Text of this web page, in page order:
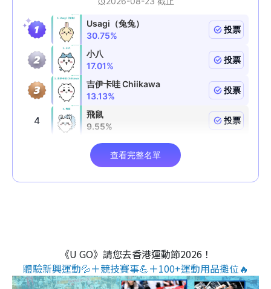
《U GO》請您去香港運動節2026！
體驗新興運動💦＋競技賽事💪＋100+運動用品攤位🔥